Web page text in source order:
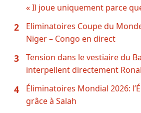
« Il joue uniquement parce
2
Eliminatoires Coupe du
Niger – Congo en direct
3
Tension dans le vestiaire du
interpellent directement
4
Éliminatoires Mondial 2026:
grâce à Salah